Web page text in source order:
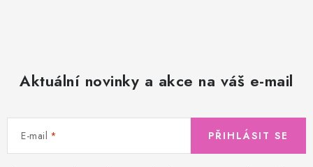
Aktuální novinky a akce na váš e-mail
E-mail PŘIHLÁSIT SE